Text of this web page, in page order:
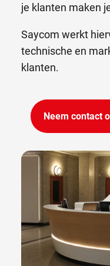
je klanten maken
Saycom werkt
technische en
klanten.
Neem contact